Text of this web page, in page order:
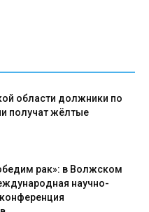
области должники по
получат жёлтые
рак»: в Волжском
научно-